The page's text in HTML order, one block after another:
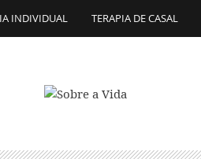
INDIVIDUAL TERAPIA DE CASAL